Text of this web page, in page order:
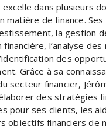
dans plusieurs
matière de finance.
la gestion
financière, l’analyse des
des
Grâce à sa
secteur financier,
des stratégies
pour ses clients, les
objectifs financiers de